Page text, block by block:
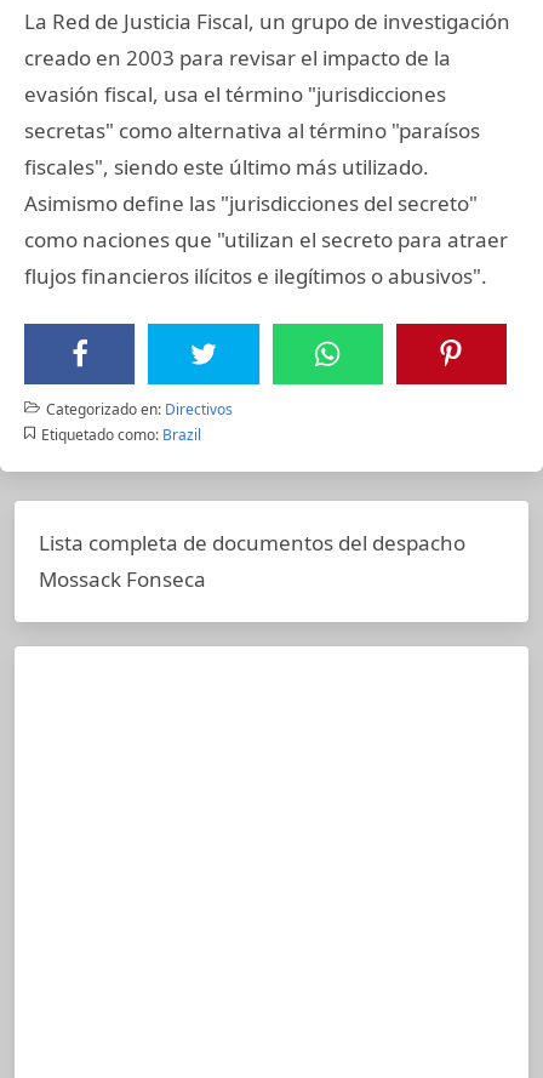
La Red de Justicia Fiscal, un grupo de investigación
creado en 2003 para revisar el impacto de la
evasión fiscal, usa el término "jurisdicciones
secretas" como alternativa al término "paraísos
fiscales", siendo este último más utilizado.
Asimismo define las "jurisdicciones del secreto"
como naciones que "utilizan el secreto para atraer
flujos financieros ilícitos e ilegítimos o abusivos".
Categorizado en: Directivos
Etiquetado como: Brazil
Lista completa de documentos del despacho
Mossack Fonseca